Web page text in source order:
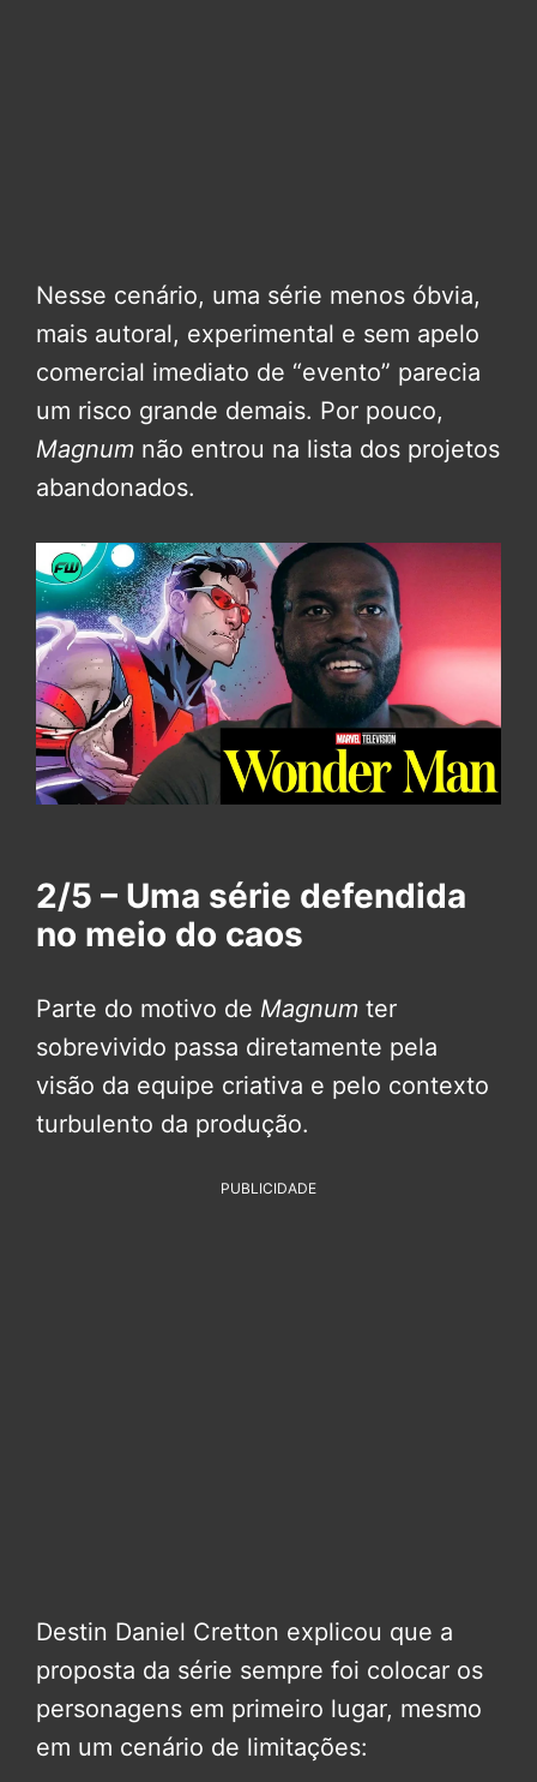
Nesse cenário, uma série menos óbvia,
mais autoral, experimental e sem apelo
comercial imediato de “evento” parecia
um risco grande demais. Por pouco,
Magnum não entrou na lista dos projetos
abandonados.
2/5 – Uma série defendida
no meio do caos
Parte do motivo de Magnum ter
sobrevivido passa diretamente pela
visão da equipe criativa e pelo contexto
turbulento da produção.
PUBLICIDADE
Destin Daniel Cretton explicou que a
proposta da série sempre foi colocar os
personagens em primeiro lugar, mesmo
em um cenário de limitações: